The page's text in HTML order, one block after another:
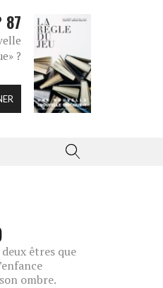
87
?
êtres que
ombre.